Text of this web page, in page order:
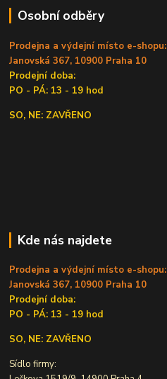
Osobní odběry
Prodejna a výdejní místo e-shopu:
Janovská 367, 10900 Praha 10
Prodejní doba:
PO - PÁ: 13 - 19 hod
SO, NE: ZAVŘENO
Kde nás najdete
Prodejna a výdejní místo e-shopu:
Janovská 367, 10900 Praha 10
Prodejní doba:
PO - PÁ: 13 - 19 hod
SO, NE: ZAVŘENO
Sídlo firmy: